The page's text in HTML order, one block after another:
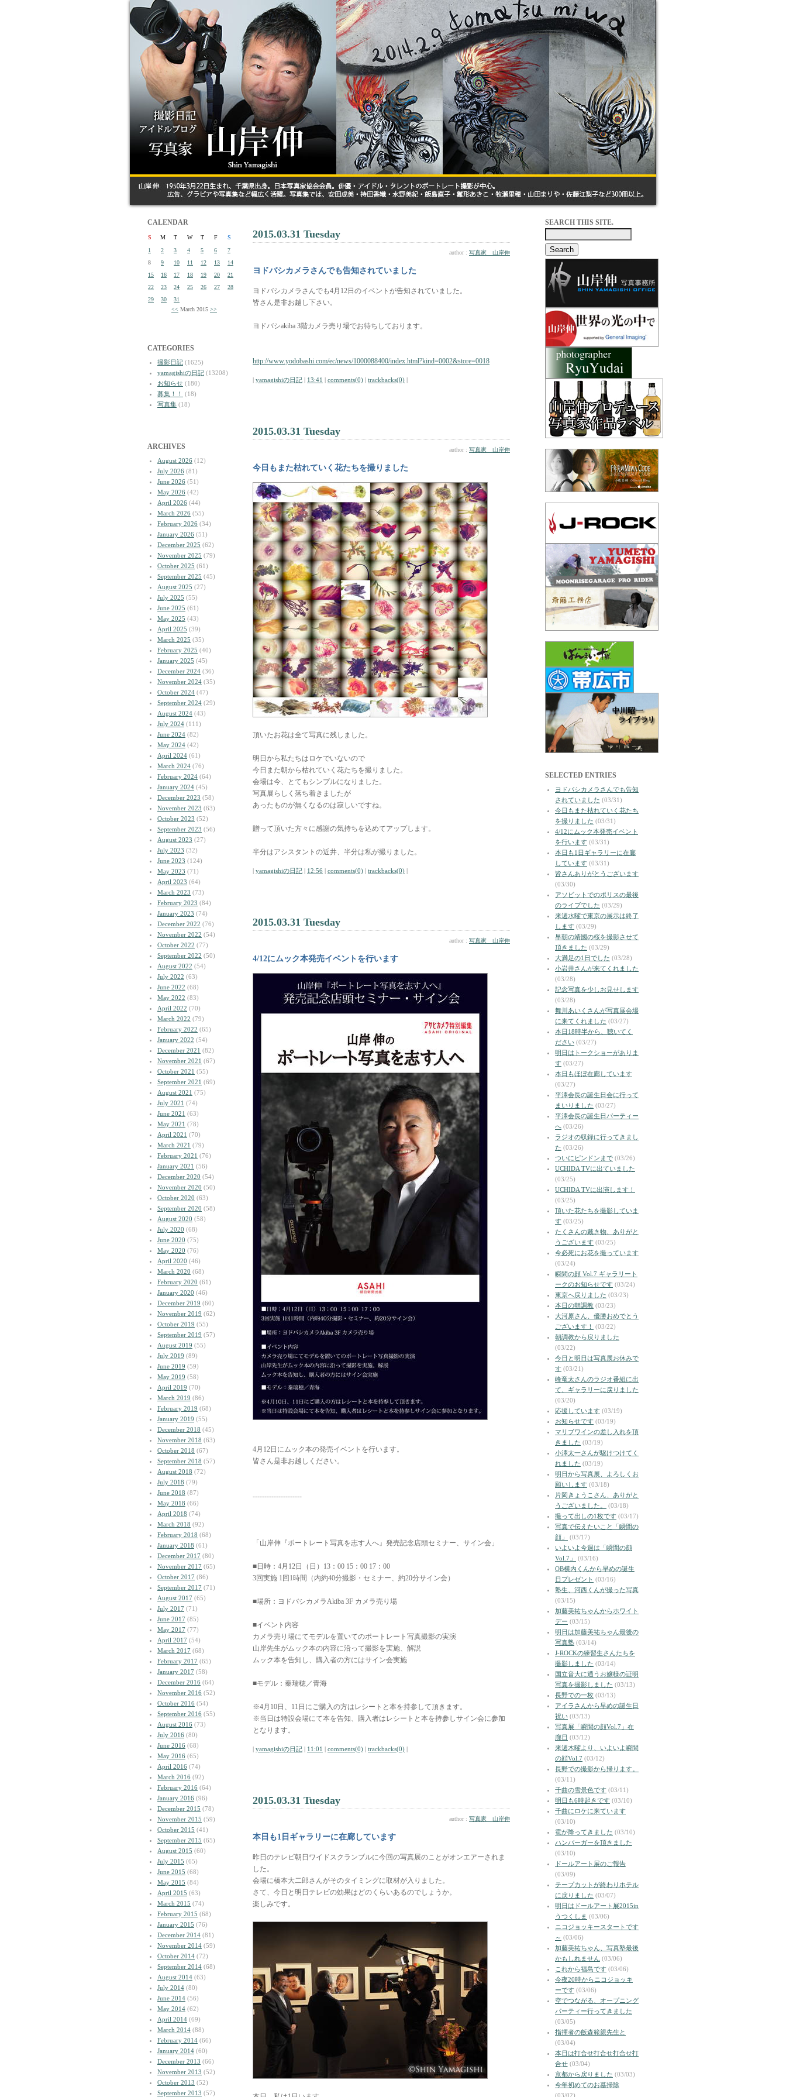
CALENDAR
S M T W T F
S
1
2 3 4 5 6
7
8
9 10 11 12 13
14
15
16 17 18 19 20
21
22
23 24 25 26 27
28
29
30
31
<< March 2015 >>
CATEGORIES
撮影日記 (1625)
yamagishiの日記 (13208)
お知らせ (180)
募集！！
(18)
写真集 (18)
ARCHIVES
August 2026 (12)
July 2026 (81)
June 2026 (51)
May 2026 (42)
April 2026 (44)
March 2026 (55)
February 2026 (34)
January 2026 (51)
December 2025 (62)
November 2025 (79)
October 2025 (61)
September 2025 (45)
August 2025 (27)
July 2025 (55)
June 2025 (61)
May 2025 (43)
April 2025 (39)
March 2025 (35)
February 2025 (40)
January 2025 (45)
December 2024 (36)
November 2024 (35)
October 2024 (47)
September 2024 (29)
August 2024 (43)
July 2024 (111)
June 2024 (82)
May 2024 (42)
April 2024 (61)
March 2024 (76)
February 2024 (64)
January 2024 (45)
December 2023 (58)
November 2023 (63)
October 2023 (52)
September 2023 (56)
August 2023 (27)
July 2023 (32)
June 2023 (124)
May 2023 (71)
April 2023 (64)
March 2023 (73)
February 2023 (84)
January 2023 (74)
December 2022 (76)
November 2022 (54)
October 2022 (77)
September 2022 (50)
August 2022 (54)
July 2022 (63)
June 2022 (68)
May 2022 (83)
April 2022 (70)
March 2022 (79)
February 2022 (65)
January 2022 (54)
December 2021 (82)
November 2021 (67)
October 2021 (55)
September 2021 (69)
August 2021 (75)
July 2021 (74)
June 2021 (63)
May 2021 (78)
April 2021 (70)
March 2021 (79)
February 2021 (76)
January 2021 (56)
December 2020 (54)
November 2020 (50)
October 2020 (63)
September 2020 (58)
August 2020 (58)
July 2020 (68)
June 2020 (75)
May 2020 (76)
April 2020 (46)
March 2020 (68)
February 2020 (61)
January 2020 (46)
December 2019 (60)
November 2019 (62)
October 2019 (55)
September 2019 (57)
August 2019 (55)
July 2019 (89)
June 2019 (59)
May 2019 (58)
April 2019 (70)
March 2019 (86)
February 2019 (68)
January 2019 (55)
December 2018 (45)
November 2018 (63)
October 2018 (67)
September 2018 (57)
August 2018 (72)
July 2018 (79)
June 2018 (87)
May 2018 (66)
April 2018 (74)
March 2018 (92)
February 2018 (68)
January 2018 (61)
December 2017 (80)
November 2017 (65)
October 2017 (86)
September 2017 (71)
August 2017 (65)
July 2017 (71)
June 2017 (85)
May 2017 (77)
April 2017 (54)
March 2017 (68)
February 2017 (65)
January 2017 (58)
December 2016 (64)
November 2016 (52)
October 2016 (54)
September 2016 (55)
August 2016 (73)
July 2016 (80)
June 2016 (68)
May 2016 (65)
April 2016 (74)
March 2016 (92)
February 2016 (64)
January 2016 (96)
December 2015 (78)
November 2015 (59)
October 2015 (41)
September 2015 (65)
August 2015 (60)
July 2015 (65)
June 2015 (68)
May 2015 (84)
April 2015 (63)
March 2015 (74)
February 2015 (68)
January 2015 (76)
December 2014 (81)
November 2014 (59)
October 2014 (72)
September 2014 (68)
August 2014 (63)
July 2014 (80)
June 2014 (56)
May 2014 (62)
April 2014 (69)
March 2014 (88)
February 2014 (66)
January 2014 (60)
December 2013 (66)
November 2013 (52)
October 2013 (52)
September 2013 (57)
2015.03.31 Tuesday
author : 写真家 山岸伸
ヨドバシカメラさんでも告知されていました
ヨドバシカメラさんでも4月12日のイベントが告知されていました。
皆さん是非お越し下さい。
ヨドバシakiba 3階カメラ売り場でお待ちしております。
http://www.yodobashi.com/ec/news/1000088400/index.html?kind=0002&store=0018
| yamagishiの日記 | 13:41 | comments(0) | trackbacks(0) |
2015.03.31 Tuesday
author : 写真家 山岸伸
今日もまた枯れていく花たちを撮りました
頂いたお花は全て写真に残しました。
明日から私たちはロケでいないので
今日また朝から枯れていく花たちを撮りました。
会場は今、とてもシンプルになりました。
写真展らしく落ち着きましたが
あったものが無くなるのは寂しいですね。
贈って頂いた方々に感謝の気持ちを込めてアップします。
半分はアシスタントの近井、半分は私が撮りました。
| yamagishiの日記 | 12:56 | comments(0) | trackbacks(0) |
2015.03.31 Tuesday
author : 写真家 山岸伸
4/12にムック本発売イベントを行います
4月12日にムック本の発売イベントを行います。
皆さん是非お越しください。
---------------------
「山岸伸『ポートレート写真を志す人へ』発売記念店頭セミナー、サイン会」
■日時：4月12日（日）13：00 15：00 17：00
3回実施 1回1時間（内約40分撮影・セミナー、約20分サイン会）
■場所：ヨドバシカメラAkiba 3F カメラ売り場
■イベント内容
カメラ売り場にてモデルを置いてのポートレート写真撮影の実演
山岸先生がムック本の内容に沿って撮影を実施、解説
ムック本を告知し、購入者の方にはサイン会実施
■モデル：秦瑞穂／青海
※4月10日、11日にご購入の方はレシートと本を持参して頂きます。
※当日は特設会場にて本を告知、購入者はレシートと本を持参しサイン会に参加
となります。
| yamagishiの日記 | 11:01 | comments(0) | trackbacks(0) |
2015.03.31 Tuesday
author : 写真家 山岸伸
本日も1日ギャラリーに在廊しています
昨日のテレビ朝日ワイドスクランブルに今回の写真展のことがオンエアーされま
した。
会場に橋本大二郎さんがそのタイミングに取材が入りました。
さて、今日と明日テレビの効果はどのくらいあるのでしょうか。
楽しみです。
SEARCH THIS SITE.
SELECTED ENTRIES
ヨドバシカメラさんでも告知
されていました (03/31)
今日もまた枯れていく花たち
を撮りました (03/31)
4/12にムック本発売イベント
を行います (03/31)
本日も1日ギャラリーに在廊
しています (03/31)
皆さんありがとうございます
(03/30)
アソビットでのポリスの最後
のライブでした (03/29)
来週水曜で東京の展示は終了
します (03/29)
早朝の靖國の桜を撮影させて
頂きました (03/29)
大満足の1日でした (03/28)
小岩井さんが来てくれました
(03/28)
記念写真を少しお見せします
(03/28)
舞川あいくさんが写真展会場
に来てくれました (03/27)
本日18時半から、聴いてく
ださい (03/27)
明日はトークショーがありま
す (03/27)
本日もほぼ在廊しています
(03/27)
平澤会長の誕生日会に行って
まいりました (03/27)
平澤会長の誕生日パーティー
へ (03/26)
ラジオの収録に行ってきまし
た (03/26)
ついにピンドンまで (03/26)
UCHIDA TVに出ていました
(03/25)
UCHIDA TVに出演します！
(03/25)
頂いた花たちを撮影していま
す (03/25)
たくさんの戴き物、ありがと
うございます (03/25)
今必死にお花を撮っています
(03/24)
瞬間の顔 Vol.7 ギャラリート
ークのお知らせです (03/24)
東京へ戻りました (03/23)
本日の朝調教 (03/23)
大河原さん、優勝おめでとう
ございます！
(03/22)
朝調教から戻りました
(03/22)
今日と明日は写真展お休みで
す (03/21)
峰竜太さんのラジオ番組に出
て、ギャラリーに戻りました
(03/20)
応援しています (03/19)
お知らせです (03/19)
マリブワインの差し入れを頂
きました (03/19)
小澤太一さんが駆けつけてく
れました (03/19)
明日から写真展、よろしくお
願いします (03/18)
片岡きょうこさん、ありがと
うございました。
(03/18)
撮って出しの1枚です (03/17)
写真で伝えたいこと「瞬間の
顔」
(03/17)
いよいよ今週は「瞬間の顔
Vol.7」
(03/16)
OB横内くんから早めの誕生
日プレゼント (03/16)
塾生、河西くんが撮った写真
(03/15)
加藤美祐ちゃんからホワイト
デー (03/15)
明日は加藤美祐ちゃん最後の
写真塾 (03/14)
J-ROCKの練習生さんたちを
撮影しました (03/14)
国立音大に通うお嬢様の証明
写真を撮影しました (03/13)
長野での一枚 (03/13)
アイラさんから早めの誕生日
祝い (03/13)
写真展「瞬間の顔Vol.7」在
廊日 (03/12)
来週木曜より、いよいよ瞬間
の顔Vol.7 (03/12)
長野での撮影から帰ります。
(03/11)
千曲の雪景色です (03/11)
明日も6時起きです (03/10)
千曲にロケに来ています
(03/10)
雹が降ってきました (03/10)
ハンバーガーを頂きました
(03/10)
ドールアート展のご報告
(03/09)
テープカットが終わりホテル
に戻りました (03/07)
明日はドールアート展2015in
うつくしま (03/06)
ニコジョッキースタートです
～ (03/06)
加藤美祐ちゃん、写真塾最後
かもしれません (03/06)
これから福島です (03/06)
今夜20時からニコジョッキ
ーです (03/06)
空でつながる、オープニング
パーティー行ってきました
(03/05)
指揮者の飯森範親先生と
(03/04)
本日は打合せ打合せ打合せ打
合せ (03/04)
京都から戻りました (03/03)
今年初めてのお墓掃除
(03/02)